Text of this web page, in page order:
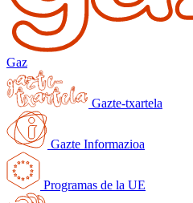
Gaz
Gazte-txartela
Gazte Informazioa
Programas de la UE